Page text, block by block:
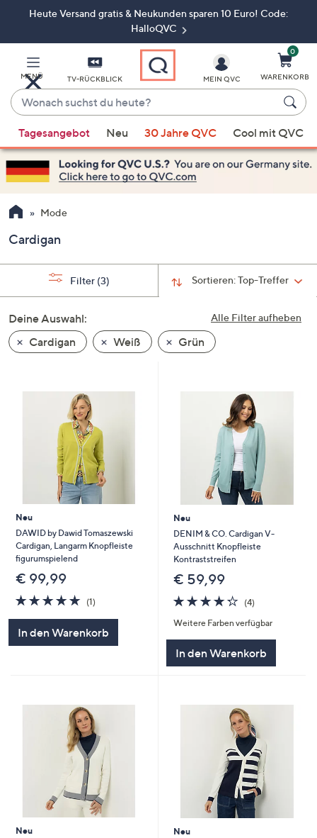
ZumHeute Versand gratis & Neukunden sparen 10 Euro! Code:
HalloQVC
MENÜ TV-RÜCKBLICK
Wonach
suchst
du
heute?
Vorschläge
verfügbar
sind,
verwenden
Sie
Pfeiltasten
nach
und
nach
unten
oder
um
diese
anzuzeigen.
MEIN QVC
0
WARENKORB
Tagesangebot Neu 30 Jahre QVC Cool mit QVC
Mode
Cardigan
Sortieren:Top-Treffer
Filter (3)
Alle Filter aufheben
Deine Auswahl:
Cardigan
Weiß Grün
Neu
DAWID by Dawid Tomaszewski
Cardigan, Langarm Knopfleiste
figurumspielend
€ 99,99
5.0
von
(1)1
In den Warenkorb
Neu
DENIM & CO. Cardigan V-
Ausschnitt Knopfleiste
Kontraststreifen
€ 59,99
4.2
von
5
(4)4
Weitere Farben verfügbar
In den Warenkorb
Neu
Neu